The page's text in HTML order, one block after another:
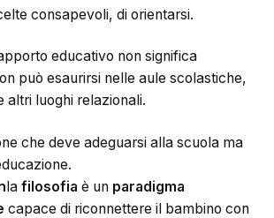
consapevoli, di orientarsi.
educativo non significa
può esaurirsi nelle aule scolastiche,
altri luoghi relazionali.
che deve adeguarsi alla scuola ma
la filosofia è un paradigma
capace di riconnettere il bambino con